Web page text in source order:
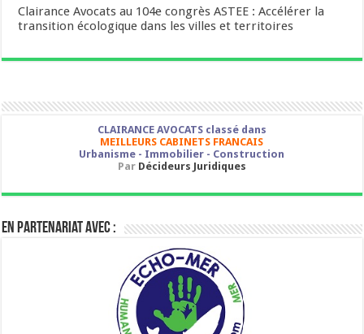
Clairance Avocats au 104e congrès ASTEE : Accélérer la
transition écologique dans les villes et territoires
CLAIRANCE AVOCATS classé dans
MEILLEURS CABINETS FRANCAIS
Urbanisme - Immobilier - Construction
Par Décideurs Juridiques
En partenariat avec :